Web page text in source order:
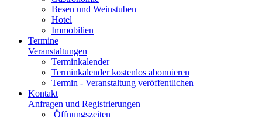
Besen und Weinstuben
Hotel
Immobilien
Termine
Veranstaltungen
Terminkalender
Terminkalender kostenlos abonnieren
Termin - Veranstaltung veröffentlichen
Kontakt
Anfragen und Registrierungen
Öffnungszeiten